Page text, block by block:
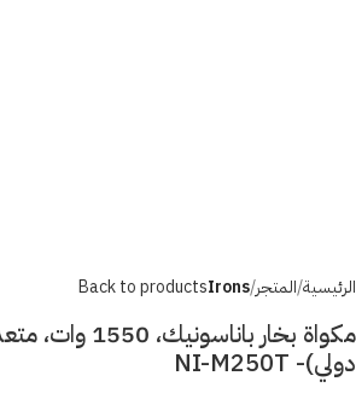
الرئيسية المتجر Irons
Back to products
مكواة بخار
دولي)- NI-M250T